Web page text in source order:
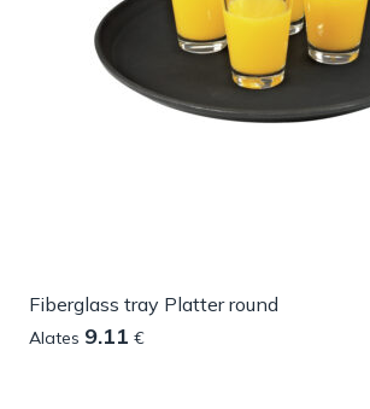
Fiberglass tray Platter round
Alates 9.11 €